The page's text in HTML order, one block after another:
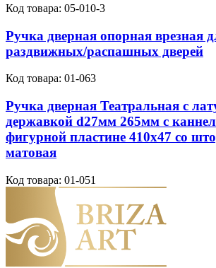
Код товара: 05-010-3
Ручка дверная опорная врезная
раздвижных/распашных дверей
Код товара: 01-063
Ручка дверная Театральная с
державкой d27мм 265мм с
фигурной пластине 410х47 со
матовая
Код товара: 01-051